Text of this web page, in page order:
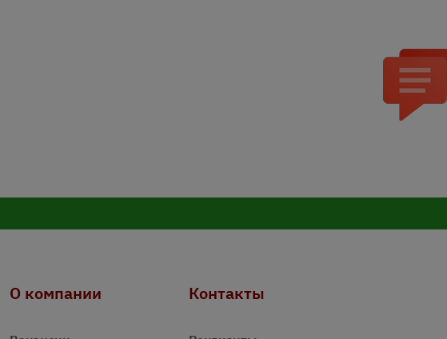
О компании Контакты